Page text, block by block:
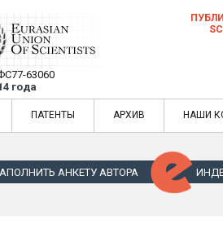
— публикация
журнале
63060
года
научных статей в ежемесячном
ПАТЕНТЫ АРХИВ НАШИ
АНКЕТУ АВТОРА